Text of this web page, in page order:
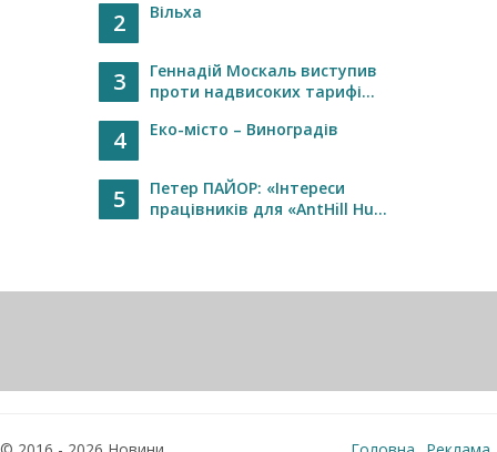
2 Вільха
3
Геннадій Москаль виступив
проти надвисоких тарифі...
4 Еко-місто – Виноградів
5
Петер ПАЙОР: «Інтереси
працівників для «AntHill Hu...